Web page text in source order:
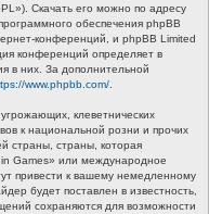
Скачать его можно по адресу
обеспечения phpBB
конференций, и phpBB Limited
конференций определяет в
в них. За дополнительной
www.phpbb.com/
клеветнических
к национальной розни и прочих
страны, страны, которая
in Games» или международное
привести к вашему немедленному
будет поставлен в известность,
сохраняются для возможности